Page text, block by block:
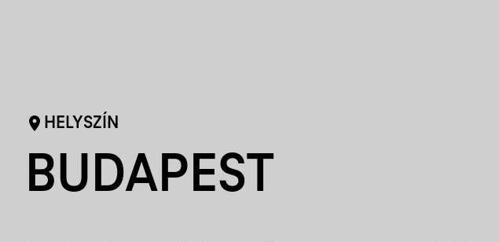
HELYSZÍN
BUDAPEST